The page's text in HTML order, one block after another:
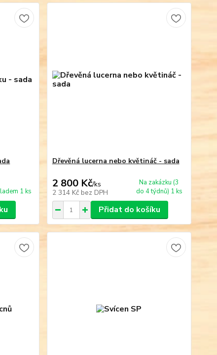
1 ks
Dřevěná lucerna nebo květináč - sada
2 800 Kč/ks
2 314 Kč bez DPH
Na zakázku (3
do 4 týdnů) 1 ks
Přidat do košíku